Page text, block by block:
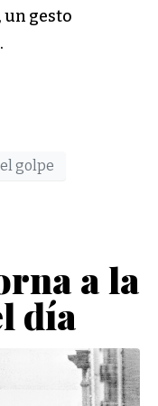
un gesto
golpe
a la
día